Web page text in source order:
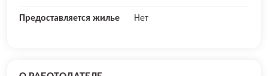
Предоставляется жилье Нет